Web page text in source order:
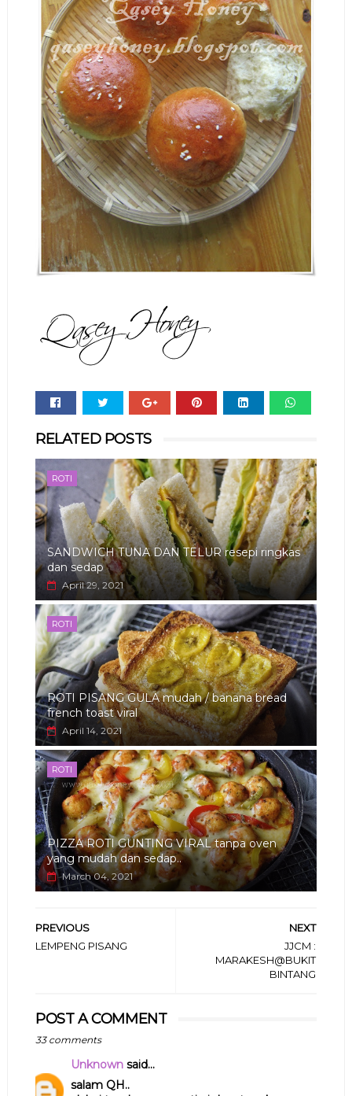
RELATED POSTS
ROTI
SANDWICH TUNA DAN TELUR resepi ringkas
dan sedap
April 29, 2021
ROTI
ROTI PISANG GULA mudah / banana bread
french toast viral
April 14, 2021
ROTI
PIZZA ROTI GUNTING VIRAL tanpa oven
yang mudah dan sedap..
March 04, 2021
NEXT
JJCM :
MARAKESH@BUKIT
BINTANG
PREVIOUS
LEMPENG PISANG
POST A COMMENT
33 comments
Unknownsaid...
salam QH..